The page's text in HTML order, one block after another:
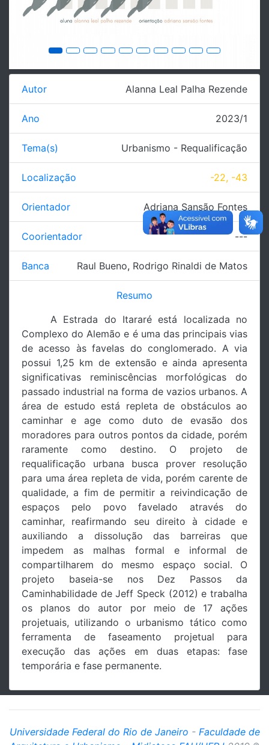
Autor Alanna Leal Palha Rezende
Ano 2023/1
Tema(s) Urbanismo - Requalificação
Localização -22, -43
Orientador Adriana Sansão Fontes
Coorientador ---
Banca Raul Bueno, Rodrigo Rinaldi de Matos
Resumo
A Estrada do Itararé está localizada no
Complexo do Alemão e é uma das principais vias
de acesso às favelas do conglomerado. A via
possui 1,25 km de extensão e ainda apresenta
significativas reminiscências morfológicas do
passado industrial na forma de vazios urbanos. A
área de estudo está repleta de obstáculos ao
caminhar e age como duto de evasão dos
moradores para outros pontos da cidade, porém
raramente como destino. O projeto de
requalificação urbana busca prover resolução
para uma área repleta de vida, porém carente de
qualidade, a fim de permitir a reivindicação de
espaços pelo povo favelado através do
caminhar, reafirmando seu direito à cidade e
auxiliando a dissolução das barreiras que
impedem as malhas formal e informal de
compartilharem do mesmo espaço social. O
projeto baseia-se nos Dez Passos da
Caminhabilidade de Jeff Speck (2012) e trabalha
os planos do autor por meio de 17 ações
projetuais, utilizando o urbanismo tático como
ferramenta de faseamento projetual para
execução das ações em duas etapas: fase
temporária e fase permanente.
Universidade Federal do Rio de Janeiro - Faculdade de